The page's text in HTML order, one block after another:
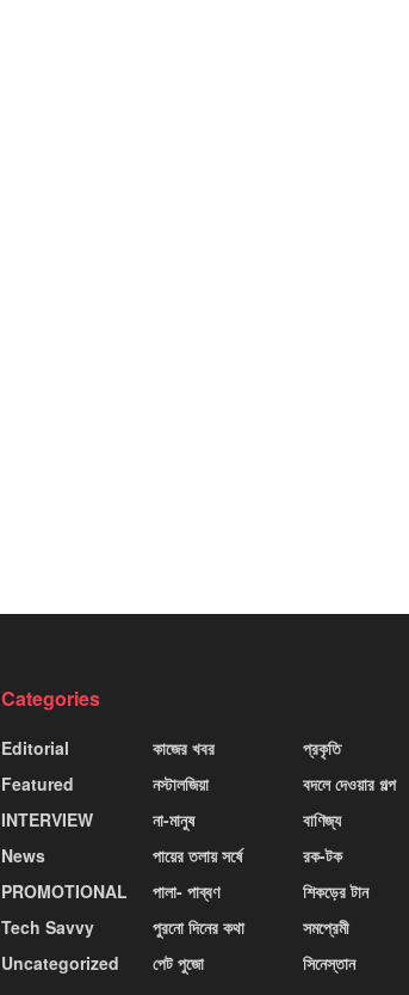
Categories
Editorial
Featured
INTERVIEW
News
PROMOTIONAL
Tech Savvy
Uncategorized
কাজের খবর
নস্টালজিয়া
না-মানুষ
পায়ের তলায় সর্ষে
পালা- পাব্বণ
পুরনো দিনের কথা
পেট পুজো
প্রকৃতি
বদলে দেওয়ার গল্প
বাণিজ্য
রক-টক
শিকড়ের টান
সমপ্রেমী
সিনেস্তান